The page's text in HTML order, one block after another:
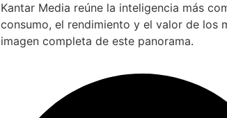
Kantar Media reúne la inteligencia más
consumo, el rendimiento y el valor de los
imagen completa de este panorama.